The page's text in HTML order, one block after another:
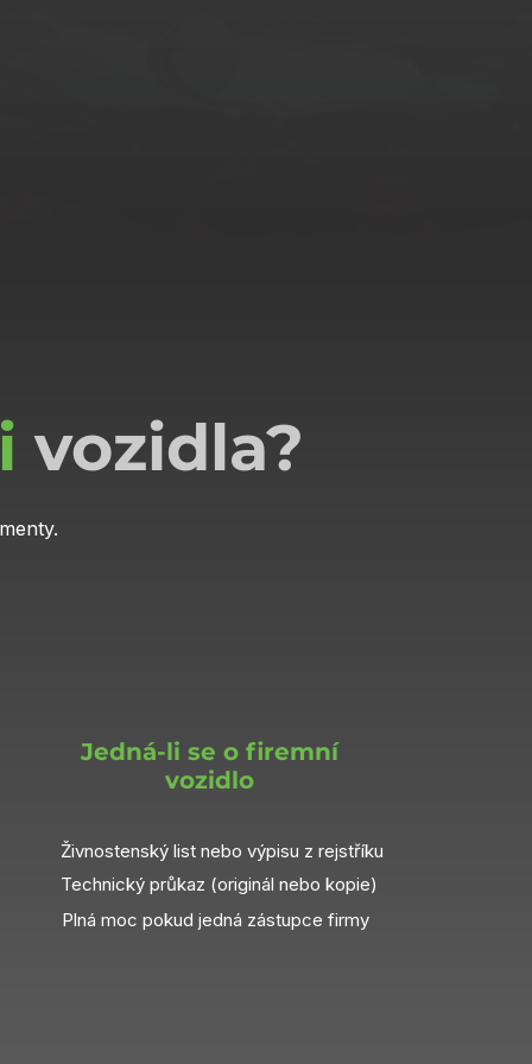
vozidla?
Jedná-li se o firemní
vozidlo
Živnostenský list nebo výpisu z rejstříku
Technický průkaz (originál nebo kopie)
Plná moc pokud jedná zástupce firmy